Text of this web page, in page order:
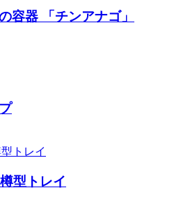
容器 「チンアナゴ」
型トレイ